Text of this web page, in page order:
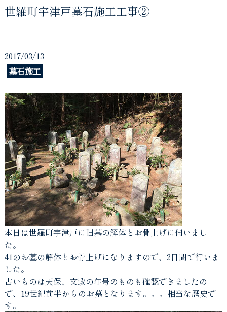
世羅町宇津戸墓石施工工事②
2017/03/13
墓石施工
本日は世羅町宇津戸に旧墓の解体とお骨上げに伺いまし
た。
41のお墓の解体とお骨上げになりますので、2日間で行いま
した。
古いものは天保、文政の年号のものも確認できましたの
で、19世紀前半からのお墓となります。。。相当な歴史で
す。